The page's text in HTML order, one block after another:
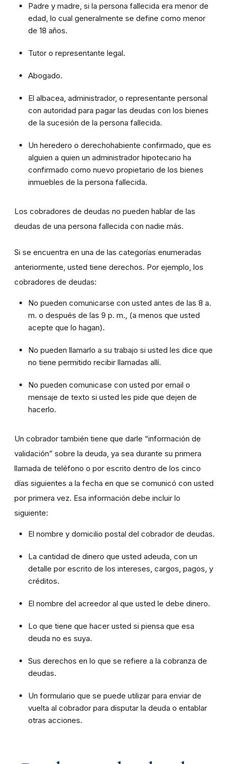
Padre y madre, si la persona fallecida era menor de
edad, lo cual generalmente se define como menor
de 18 años.
Tutor o representante legal.
Abogado.
El albacea, administrador, o representante personal
con autoridad para pagar las deudas con los bienes
de la sucesión de la persona fallecida.
Un heredero o derechohabiente confirmado, que es
alguien a quien un administrador hipotecario ha
confirmado como nuevo propietario de los bienes
inmuebles de la persona fallecida.
Los cobradores de deudas no pueden hablar de las
deudas de una persona fallecida con nadie más.
Si se encuentra en una de las categorías enumeradas
anteriormente, usted tiene derechos. Por ejemplo, los
cobradores de deudas:
No pueden comunicarse con usted antes de las 8 a.
m. o después de las 9 p. m., (a menos que usted
acepte que lo hagan).
No pueden llamarlo a su trabajo si usted les dice que
no tiene permitido recibir llamadas allí.
No pueden comunicase con usted por email o
mensaje de texto si usted les pide que dejen de
hacerlo.
Un cobrador también tiene que darle “información de
validación” sobre la deuda, ya sea durante su primera
llamada de teléfono o por escrito dentro de los cinco
días siguientes a la fecha en que se comunicó con usted
por primera vez. Esa información debe incluir lo
siguiente:
El nombre y domicilio postal del cobrador de deudas.
La cantidad de dinero que usted adeuda, con un
detalle por escrito de los intereses, cargos, pagos, y
créditos.
El nombre del acreedor al que usted le debe dinero.
Lo que tiene que hacer usted si piensa que esa
deuda no es suya.
Sus derechos en lo que se refiere a la cobranza de
deudas.
Un formulario que se puede utilizar para enviar de
vuelta al cobrador para disputar la deuda o entablar
otras acciones.